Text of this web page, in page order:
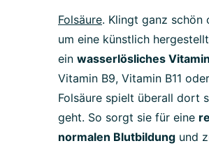
Folsäure. Klingt ganz schön
um eine künstlich
ein wasserlösliches Vitamin
Vitamin B9, Vitamin B11
Folsäure spielt überall dort
geht. So sorgt sie für eine
normalen Blutbildung und